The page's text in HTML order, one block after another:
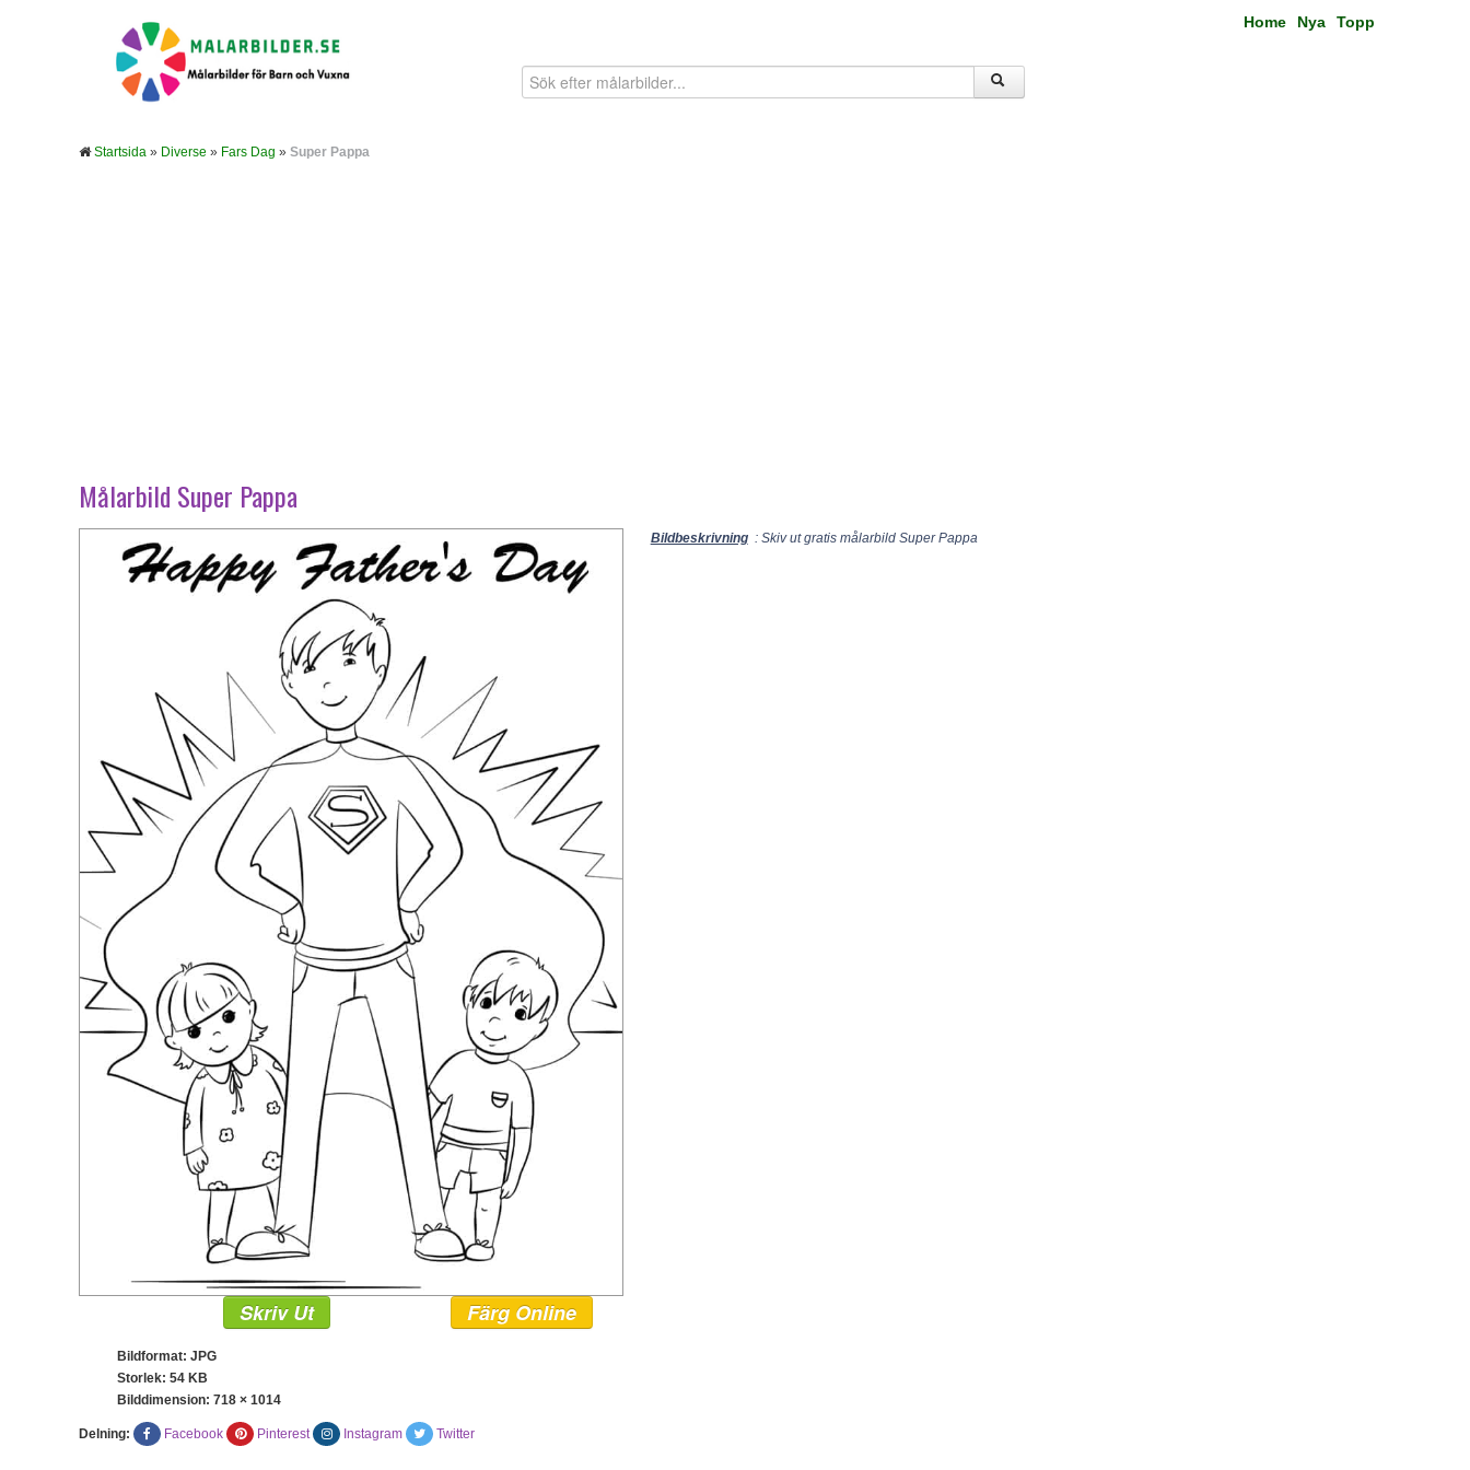
Home Nya Topp
Startsida » Diverse » Fars Dag » Super Pappa
Målarbild Super Pappa
Bildbeskrivning : Skiv ut gratis målarbild Super Pappa
Skriv Ut Färg Online
Bildformat: JPG
Storlek: 54 KB
Bilddimension: 718 × 1014
Delning: Facebook Pinterest Instagram Twitter